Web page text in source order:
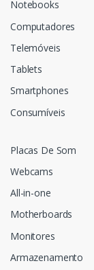
Notebooks
Computadores
Telemóveis
Tablets
Smartphones
Consumíveis
Placas De Som
Webcams
All-in-one
Motherboards
Monitores
Armazenamento